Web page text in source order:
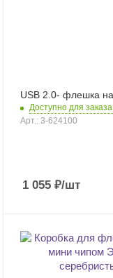
USB 2.0- флешка
Доступно для
Арт.: 3-624100
1 055 ₽/шт